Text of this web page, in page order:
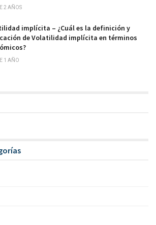
2 AÑOS
implícita – ¿Cuál es la definición y
de Volatilidad implícita en términos
1 AÑO